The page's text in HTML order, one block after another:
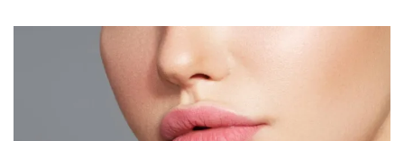
привлекательными. Индустрия красоты
отвечает этим потребностям и предлагает
самые разные средства, процедуры и
пластические операции. Однако прежде
чем спешить в клинику, нужно разобраться